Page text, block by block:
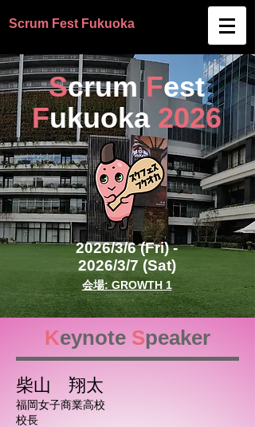
Scrum Fest Fukuoka
Scrum Fest
Fukuoka 2026
2026/3/6 (Fri) -
2026/3/7 (Sat)
会場: GROWTH 1
Keynote Speaker
柴山 翔太
福岡女子商業高校
校長